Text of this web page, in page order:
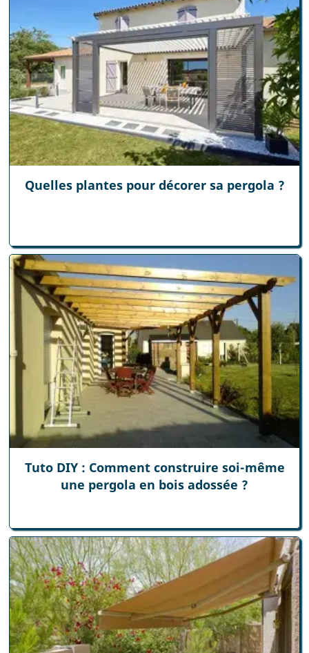
Quelles plantes pour décorer sa pergola ?
Tuto DIY : Comment construire soi-même
une pergola en bois adossée ?